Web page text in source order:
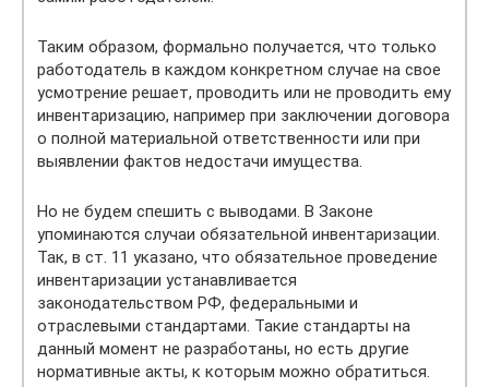
Таким образом, формально получается, что только
работодатель в каждом конкретном случае на свое
усмотрение решает, проводить или не проводить ему
инвентаризацию, например при заключении договора
о полной материальной ответственности или при
выявлении фактов недостачи имущества.
Но не будем спешить с выводами. В Законе
упоминаются случаи обязательной инвентаризации.
Так, в ст. 11 указано, что обязательное проведение
инвентаризации устанавливается
законодательством РФ, федеральными и
отраслевыми стандартами. Такие стандарты на
данный момент не разработаны, но есть другие
нормативные акты, к которым можно обратиться.